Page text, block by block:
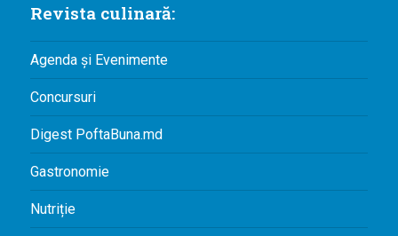
Revista culinară:
Agenda și Evenimente
Concursuri
Digest PoftaBuna.md
Gastronomie
Nutriție